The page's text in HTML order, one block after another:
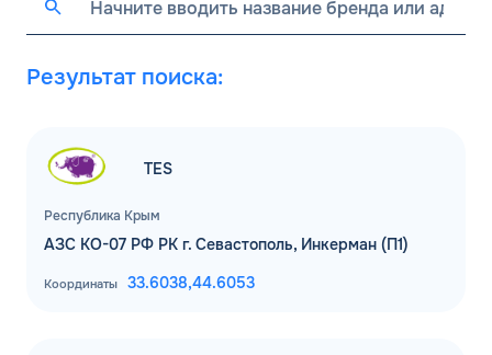
Результат поиска:
Республика Крым
TES
АЗС КО-07 РФ РК г. Севастополь, Инкерман (П1)
Координаты 33.6038,44.6053